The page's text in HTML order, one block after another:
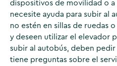
dispositivos de movilidad o
necesite ayuda para subir al
no estén en sillas de ruedas
y deseen utilizar el elevador
subir al autobús, deben
tiene preguntas sobre el